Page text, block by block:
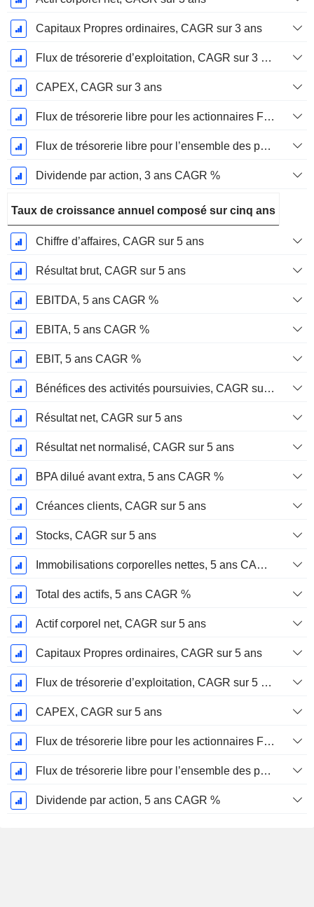
Capitaux Propres ordinaires, CAGR sur 3 ans
Flux de trésorerie d’exploitation, CAGR sur 3 ans
CAPEX, CAGR sur 3 ans
Flux de trésorerie libre pour les actionnaires FCFE, CAGR sur 3 ans
Flux de trésorerie libre pour l’ensemble des pourvoyeurs de fonds (créanciers et actionnaires) FCFF, CAGR sur 3 ans
Dividende par action, 3 ans CAGR %
Taux de croissance annuel composé sur cinq ans
Chiffre d’affaires, CAGR sur 5 ans
Résultat brut, CAGR sur 5 ans
EBITDA, 5 ans CAGR %
EBITA, 5 ans CAGR %
EBIT, 5 ans CAGR %
Bénéfices des activités poursuivies, CAGR sur 5 ans
Résultat net, CAGR sur 5 ans
Résultat net normalisé, CAGR sur 5 ans
BPA dilué avant extra, 5 ans CAGR %
Créances clients, CAGR sur 5 ans
Stocks, CAGR sur 5 ans
Immobilisations corporelles nettes, 5 ans CAGR %
Total des actifs, 5 ans CAGR %
Actif corporel net, CAGR sur 5 ans
Capitaux Propres ordinaires, CAGR sur 5 ans
Flux de trésorerie d’exploitation, CAGR sur 5 ans
CAPEX, CAGR sur 5 ans
Flux de trésorerie libre pour les actionnaires FCFE, CAGR sur 5 ans
Flux de trésorerie libre pour l’ensemble des pourvoyeurs de fonds (créanciers et actionnaires) FCFF, CAGR sur 5 ans
Dividende par action, 5 ans CAGR %